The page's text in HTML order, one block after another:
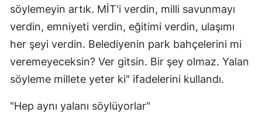
söylemeyin artık. MİT'i verdin, milli savunmayı
verdin, emniyeti verdin, eğitimi verdin, ulaşımı
her şeyi verdin. Belediyenin park bahçelerini mi
veremeyeceksin? Ver gitsin. Bir şey olmaz. Yalan
söyleme millete yeter ki" ifadelerini kullandı.
"Hep aynı yalanı söylüyorlar"